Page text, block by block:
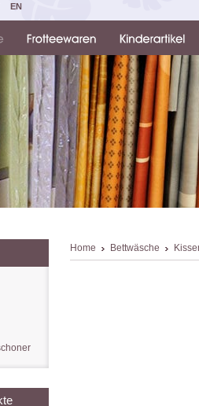
Home Bettwäsche
EN